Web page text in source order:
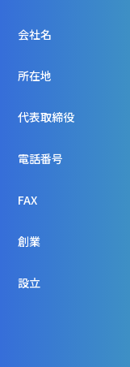
会社名
所在地
代表取締役
電話番号
FAX
創業
設立